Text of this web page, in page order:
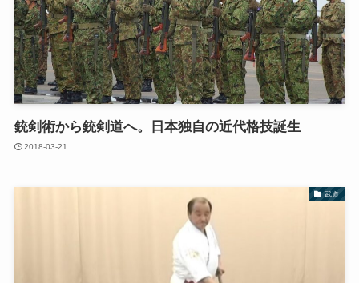
銃剣術から銃剣道へ。日本独自の近代格技誕生
2018-03-21
武道